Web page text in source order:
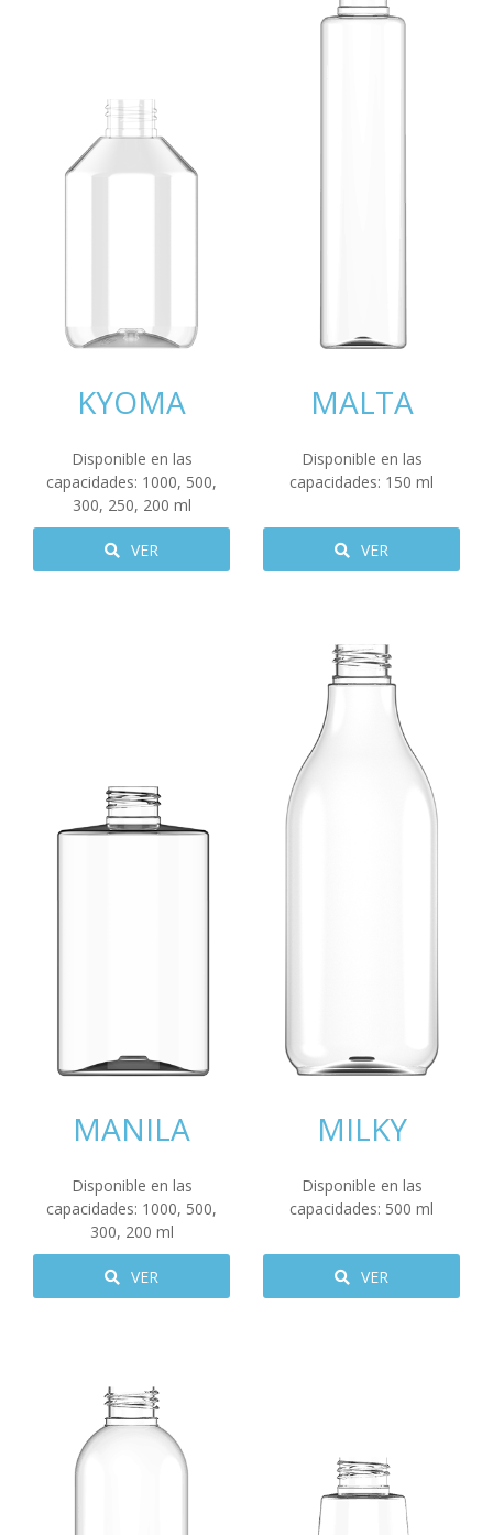
KYOMA
Disponible en las
capacidades: 1000, 500,
300, 250, 200 ml
VER
MALTA
Disponible en las
capacidades: 150 ml
VER
MANILA
Disponible en las
capacidades: 1000, 500,
300, 200 ml
VER
MILKY
Disponible en las
capacidades: 500 ml
VER